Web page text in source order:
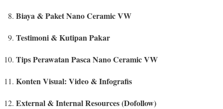
Biaya & Paket Nano Ceramic VW
Testimoni & Kutipan Pakar
Tips Perawatan Pasca Nano Ceramic VW
Konten Visual: Video & Infografis
External & Internal Resources (Dofollow)